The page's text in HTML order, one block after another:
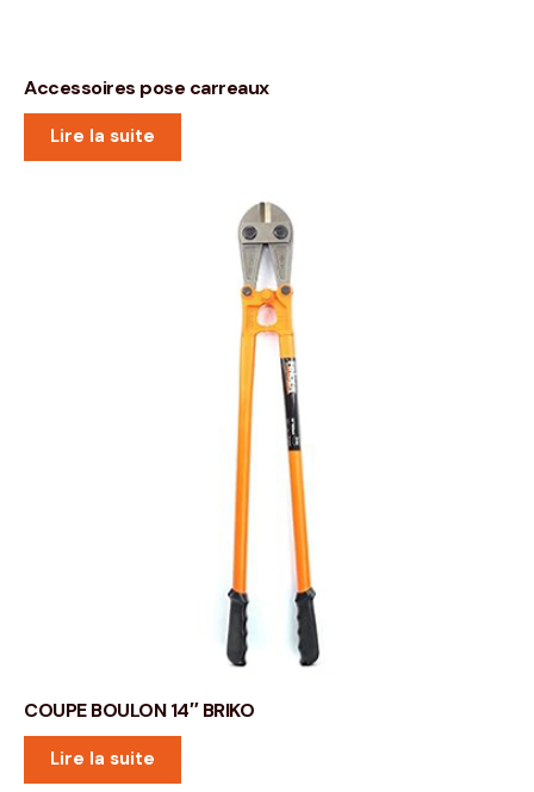
Accessoires pose carreaux
Lire la suite
COUPE BOULON 14″ BRIKO
Lire la suite